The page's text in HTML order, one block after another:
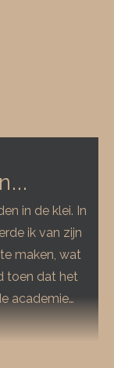
in de klei. In
ik van zijn
maken, wat
toen dat het
academie…